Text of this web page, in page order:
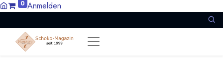
0 Anmelden